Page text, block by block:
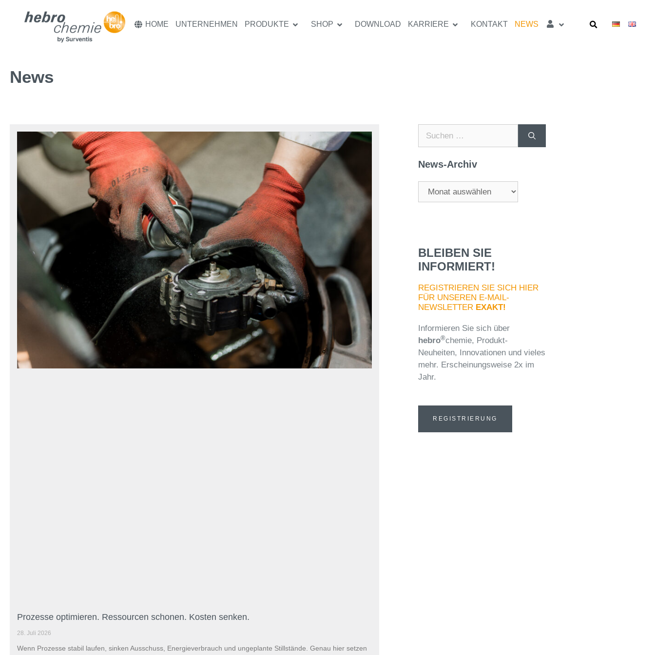
HOME UNTERNEHMEN PRODUKTE SHOP DOWNLOAD KARRIERE KONTAKT NEWS
News
Prozesse optimieren. Ressourcen schonen. Kosten senken.
28. Juli 2026
Wenn Prozesse stabil laufen, sinken Ausschuss, Energieverbrauch und ungeplante Stillstände. Genau hier setzen
News-Archiv
BLEIBEN SIE
INFORMIERT!
REGISTRIEREN SIE SICH HIER
FÜR UNSEREN E-MAIL-
NEWSLETTER EXAKT!
Informieren Sie sich über
hebro®chemie, Produkt-
Neuheiten, Innovationen und vieles
mehr. Erscheinungsweise 2x im
Jahr.
REGISTRIERUNG